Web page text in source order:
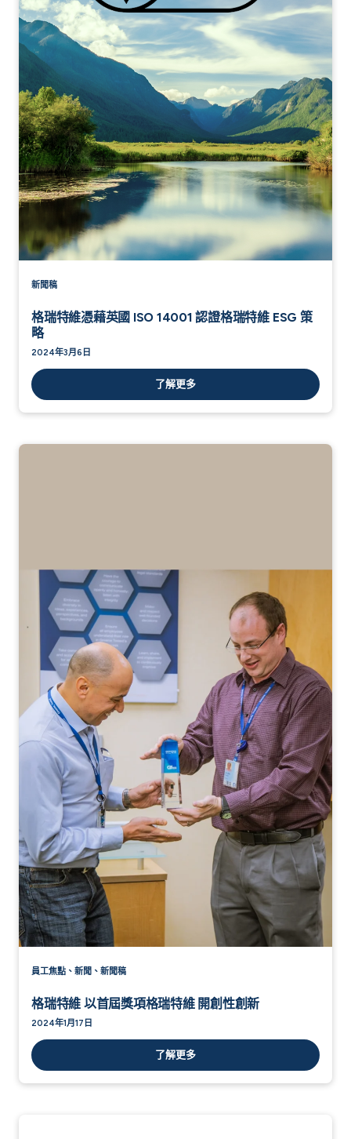
新聞稿
格瑞特維憑藉英國 ISO 14001 認證格瑞特維 ESG 策
略
2024年3月6日
了解更多
員工焦點、新聞、新聞稿
格瑞特維 以首屆獎項格瑞特維 開創性創新
2024年1月17日
了解更多